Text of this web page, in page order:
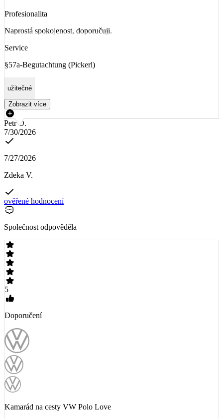
Profesionalita
Naprostá spokojenost, doporučuji.
Service
§57a-Begutachtung (Pickerl)
užitečné
Zobrazit více
Petr O.
7/30/2026
7/27/2026
Zdeka V.
ověřené hodnocení
Společnost odpověděla
5
Doporučení
Kamarád na cesty VW Polo Love